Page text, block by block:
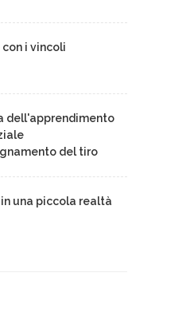
i vincoli
dell'apprendimento
del tiro
una piccola realtà